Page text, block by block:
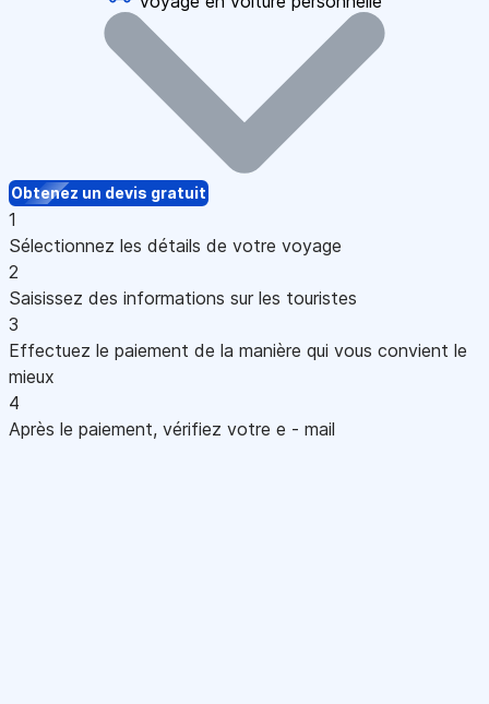
Obtenez un devis gratuit
1
Sélectionnez les détails de votre voyage
2
Saisissez des informations sur les touristes
3
Effectuez le paiement de la manière qui vous convient le
mieux
4
Après le paiement, vérifiez votre e - mail